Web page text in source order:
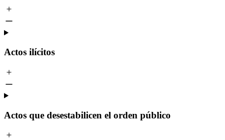
Actos ilícitos
Actos que desestabilicen el orden público